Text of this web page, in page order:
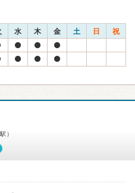
水 木 金 土 日 祝
）